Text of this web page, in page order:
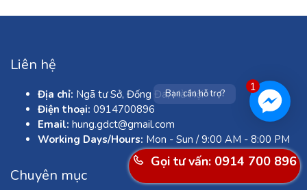
Liên hệ
Địa chỉ: Ngã tư Sở, Đống Đa, Hà Nội
Điện thoại: 0914700896
Email: hung.gdct@gmail.com
Working Days/Hours: Mon - Sun / 9:00 AM - 8:00 PM
Chuyên mục
Gọi tư vấn: 0914 700 896
1
Bạn cần hỗ trợ?